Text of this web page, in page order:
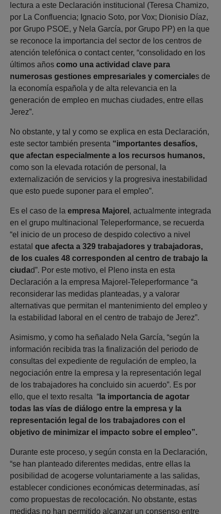
lectura a este Declaración institucional (Teresa Chamizo,
por La Confluencia; Ignacio Soto, por Vox; Dionisio Díaz,
por Grupo PSOE, y Nela García, por Grupo PP) en la que
se reconoce la importancia del sector de los centros de
atención telefónica o contact center, “consolidado en los
últimos años como una actividad clave para
numerosas gestiones empresariales y comerciales de
la economía española y de alta relevancia en la
generación de empleo en muchas ciudades, entre ellas
Jerez”.
No obstante, y tal y como se explica en esta Declaración,
este sector también presenta “importantes desafíos,
que afectan especialmente a los recursos humanos,
como son la elevada rotación de personal, la
externalización de servicios y la progresiva inestabilidad
que esto puede suponer para el empleo”.
Es el caso de la empresa Majorel , actualmente integrada
en el grupo multinacional Teleperformance, se recuerda
“el inicio de un proceso de despido colectivo a nivel
estatal que afecta a 329 trabajadores y trabajadoras,
de los cuales 48 corresponden al centro de trabajo la
ciudad”. Por este motivo, el Pleno insta en esta
Declaración a la empresa Majorel-Teleperformance “a
reconsiderar las medidas planteadas, y a valorar
alternativas que permitan el mantenimiento del empleo y
la estabilidad laboral en el centro de trabajo de Jerez”.
Asimismo, y como ha señalado Nela García, “según la
información recibida tras la finalización del periodo de
consultas del expediente de regulación de empleo, la
negociación entre la empresa y la representación legal
de los trabajadores ha concluido sin acuerdo”. Es por
ello, que el texto resalta “ la importancia de agotar
todas las vías de diálogo entre la empresa y la
representación legal de los trabajadores con el
objetivo de minimizar el impacto sobre el empleo”.
Durante este proceso, y según consta en la Declaración,
“se han planteado diferentes medidas, entre ellas la
posibilidad de acogerse voluntariamente a las salidas,
establecer condiciones económicas determinadas, así
como propuestas de recolocación. No obstante, estas
medidas no han permitido alcanzar un consenso entre